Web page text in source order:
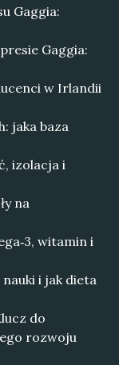
Gaggia:
Gaggia:
w Irlandii
jaka baza
izolacja i
na
witamin i
i jak dieta
do
rozwoju